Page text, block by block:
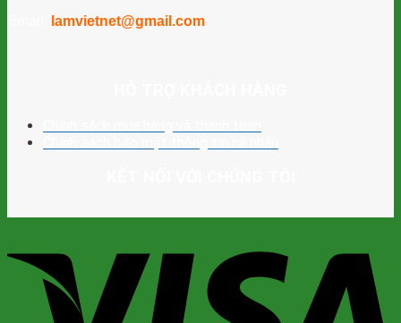
lamvietnet@gmail.com